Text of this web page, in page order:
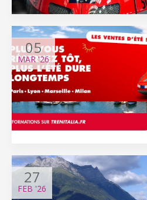
05
MAR'26
27
FEB '26